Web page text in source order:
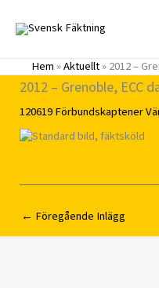
innehåll
Hem»Aktuellt»2012 –
2012 – Grenoble, ECC
120619Förbundskaptener
← Föregående Inlägg